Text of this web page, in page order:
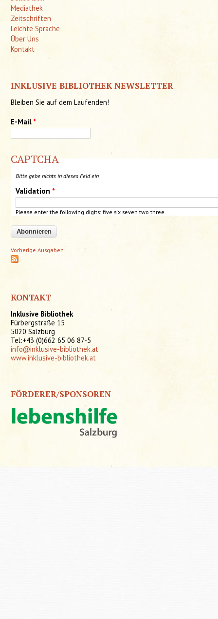
Mediathek
Zeitschriften
Leichte Sprache
Über Uns
Kontakt
INKLUSIVE BIBLIOTHEK NEWSLETTER
Bleiben Sie auf dem Laufenden!
E-Mail *
CAPTCHA
Bitte gebe nichts in dieses Feld ein
Validation *
Please enter the following digits: five six seven two three
Vorherige Ausgaben
KONTAKT
Inklusive Bibliothek
Fürbergstraße 15
5020 Salzburg
Tel:+43 (0)662 65 06 87-5
info@inklusive-bibliothek.at
www.inklusive-bibliothek.at
FÖRDERER/SPONSOREN